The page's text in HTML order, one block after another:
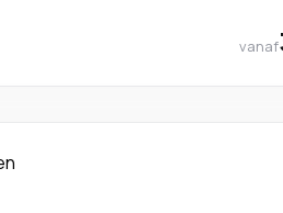
vanaf